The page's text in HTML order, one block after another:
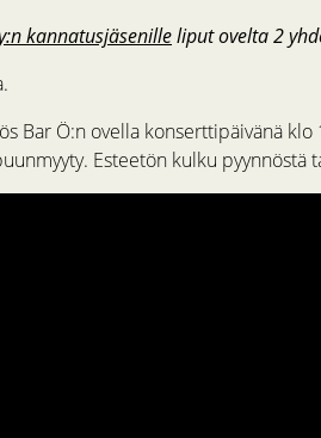
kannatusjäsenilleliput ovelta 2
Bar Ö:n ovella konserttipäivänä
Esteetön kulku pyynnöstä